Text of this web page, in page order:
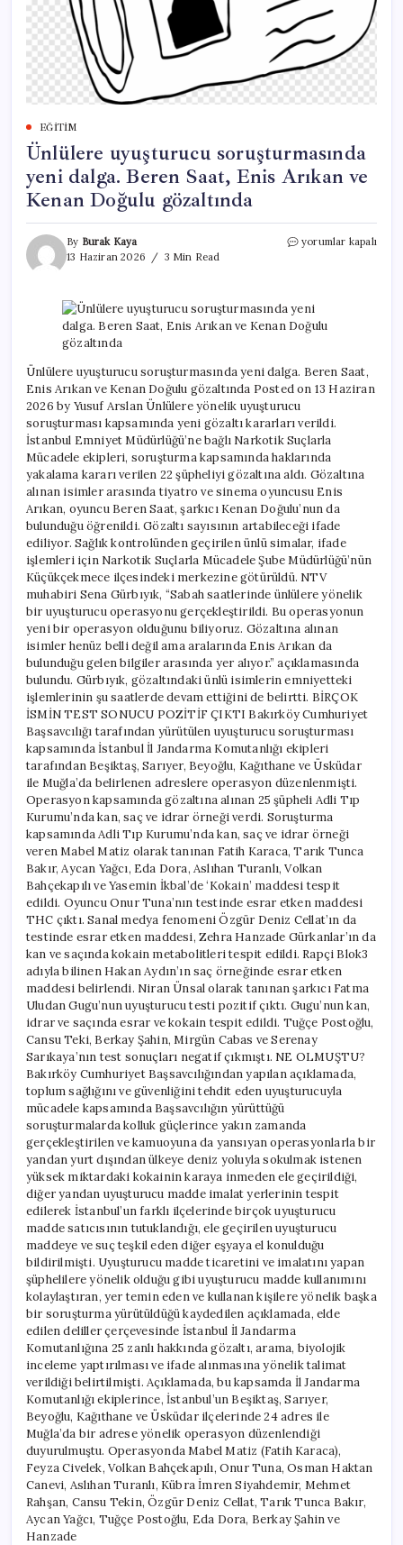
EĞITIM
Ünlülere uyuşturucu soruşturmasında
yeni dalga. Beren Saat, Enis Arıkan ve
Kenan Doğulu gözaltında
By Burak Kaya
13 Haziran 2026
3 Min Read
Ünlülere
Beren
Saat,
ve
Kenan
gözaltında
için
yorumlar kapalı
Ünlülere uyuşturucu soruşturmasında yeni dalga. Beren Saat,
Enis Arıkan ve Kenan Doğulu gözaltında Posted on 13 Haziran
2026 by Yusuf Arslan Ünlülere yönelik uyuşturucu
soruşturması kapsamında yeni gözaltı kararları verildi.
İstanbul Emniyet Müdürlüğü’ne bağlı Narkotik Suçlarla
Mücadele ekipleri, soruşturma kapsamında haklarında
yakalama kararı verilen 22 şüpheliyi gözaltına aldı. Gözaltına
alınan isimler arasında tiyatro ve sinema oyuncusu Enis
Arıkan, oyuncu Beren Saat, şarkıcı Kenan Doğulu’nun da
bulunduğu öğrenildi. Gözaltı sayısının artabileceği ifade
ediliyor. Sağlık kontrolünden geçirilen ünlü simalar, ifade
işlemleri için Narkotik Suçlarla Mücadele Şube Müdürlüğü’nün
Küçükçekmece ilçesindeki merkezine götürüldü. NTV
muhabiri Sena Gürbıyık, “Sabah saatlerinde ünlülere yönelik
bir uyuşturucu operasyonu gerçekleştirildi. Bu operasyonun
yeni bir operasyon olduğunu biliyoruz. Gözaltına alınan
isimler henüz belli değil ama aralarında Enis Arıkan da
bulunduğu gelen bilgiler arasında yer alıyor.” açıklamasında
bulundu. Gürbıyık, gözaltındaki ünlü isimlerin emniyetteki
işlemlerinin şu saatlerde devam ettiğini de belirtti. BİRÇOK
İSMİN TEST SONUCU POZİTİF ÇIKTI Bakırköy Cumhuriyet
Başsavcılığı tarafından yürütülen uyuşturucu soruşturması
kapsamında İstanbul İl Jandarma Komutanlığı ekipleri
tarafından Beşiktaş, Sarıyer, Beyoğlu, Kağıthane ve Üsküdar
ile Muğla’da belirlenen adreslere operasyon düzenlenmişti.
Operasyon kapsamında gözaltına alınan 25 şüpheli Adli Tıp
Kurumu’nda kan, saç ve idrar örneği verdi. Soruşturma
kapsamında Adli Tıp Kurumu’nda kan, saç ve idrar örneği
veren Mabel Matiz olarak tanınan Fatih Karaca, Tarık Tunca
Bakır, Aycan Yağcı, Eda Dora, Aslıhan Turanlı, Volkan
Bahçekapılı ve Yasemin İkbal’de ‘Kokain’ maddesi tespit
edildi. Oyuncu Onur Tuna’nın testinde esrar etken maddesi
THC çıktı. Sanal medya fenomeni Özgür Deniz Cellat’ın da
testinde esrar etken maddesi, Zehra Hanzade Gürkanlar’ın da
kan ve saçında kokain metabolitleri tespit edildi. Rapçi Blok3
adıyla bilinen Hakan Aydın’ın saç örneğinde esrar etken
maddesi belirlendi. Niran Ünsal olarak tanınan şarkıcı Fatma
Uludan Gugu’nun uyuşturucu testi pozitif çıktı. Gugu’nun kan,
idrar ve saçında esrar ve kokain tespit edildi. Tuğçe Postoğlu,
Cansu Teki, Berkay Şahin, Mirgün Cabas ve Serenay
Sarıkaya’nın test sonuçları negatif çıkmıştı. NE OLMUŞTU?
Bakırköy Cumhuriyet Başsavcılığından yapılan açıklamada,
toplum sağlığını ve güvenliğini tehdit eden uyuşturucuyla
mücadele kapsamında Başsavcılığın yürüttüğü
soruşturmalarda kolluk güçlerince yakın zamanda
gerçekleştirilen ve kamuoyuna da yansıyan operasyonlarla bir
yandan yurt dışından ülkeye deniz yoluyla sokulmak istenen
yüksek miktardaki kokainin karaya inmeden ele geçirildiği,
diğer yandan uyuşturucu madde imalat yerlerinin tespit
edilerek İstanbul’un farklı ilçelerinde birçok uyuşturucu
madde satıcısının tutuklandığı, ele geçirilen uyuşturucu
maddeye ve suç teşkil eden diğer eşyaya el konulduğu
bildirilmişti. Uyuşturucu madde ticaretini ve imalatını yapan
şüphelilere yönelik olduğu gibi uyuşturucu madde kullanımını
kolaylaştıran, yer temin eden ve kullanan kişilere yönelik başka
bir soruşturma yürütüldüğü kaydedilen açıklamada, elde
edilen deliller çerçevesinde İstanbul İl Jandarma
Komutanlığına 25 zanlı hakkında gözaltı, arama, biyolojik
inceleme yaptırılması ve ifade alınmasına yönelik talimat
verildiği belirtilmişti. Açıklamada, bu kapsamda İl Jandarma
Komutanlığı ekiplerince, İstanbul’un Beşiktaş, Sarıyer,
Beyoğlu, Kağıthane ve Üsküdar ilçelerinde 24 adres ile
Muğla’da bir adrese yönelik operasyon düzenlendiği
duyurulmuştu. Operasyonda Mabel Matiz (Fatih Karaca),
Feyza Civelek, Volkan Bahçekapılı, Onur Tuna, Osman Haktan
Canevi, Aslıhan Turanlı, Kübra İmren Siyahdemir, Mehmet
Rahşan, Cansu Tekin, Özgür Deniz Cellat, Tarık Tunca Bakır,
Aycan Yağcı, Tuğçe Postoğlu, Eda Dora, Berkay Şahin ve
Hanzade